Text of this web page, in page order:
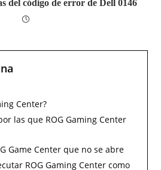
del código de error de Dell 0146
Center?
las que ROG Gaming Center
Game Center que no se abre
ROG Gaming Center como